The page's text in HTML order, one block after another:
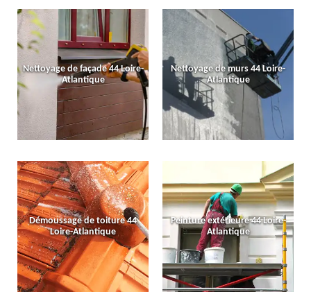
Nettoyage de façade 44 Loire-
Atlantique
Nettoyage de murs 44 Loire-
Atlantique
Démoussage de toiture 44
Loire-Atlantique
Peinture extérieure 44 Loire-
Atlantique